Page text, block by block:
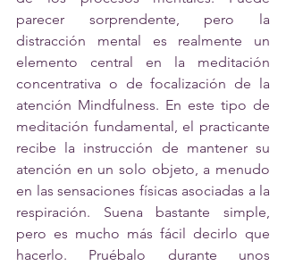
parecer sorprendente, pero la
distracción mental es realmente un
elemento central en la meditación
concentrativa o de focalización de la
atención Mindfulness. En este tipo de
meditación fundamental, el practicante
recibe la instrucción de mantener su
atención en un solo objeto, a menudo
en las sensaciones físicas asociadas a la
respiración. Suena bastante simple,
pero es mucho más fácil decirlo que
hacerlo. Pruébalo durante unos